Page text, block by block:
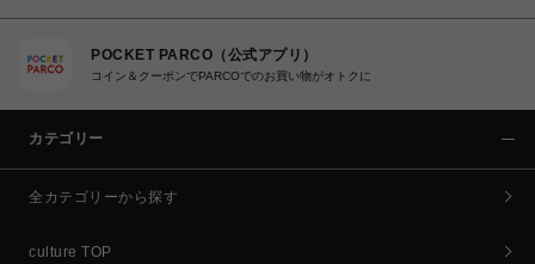
POCKET PARCO（公式アプリ）
コイン＆クーポンでPARCOでのお買い物がオトクに
カテゴリー
全カテゴリーから探す
culture TOP